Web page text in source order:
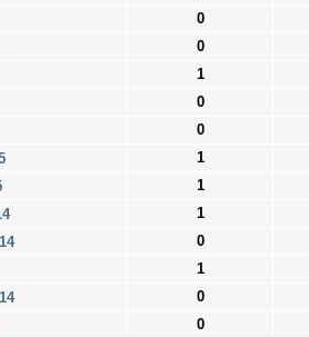
0
0
1
0
0
1
1
1
0
1
0
0